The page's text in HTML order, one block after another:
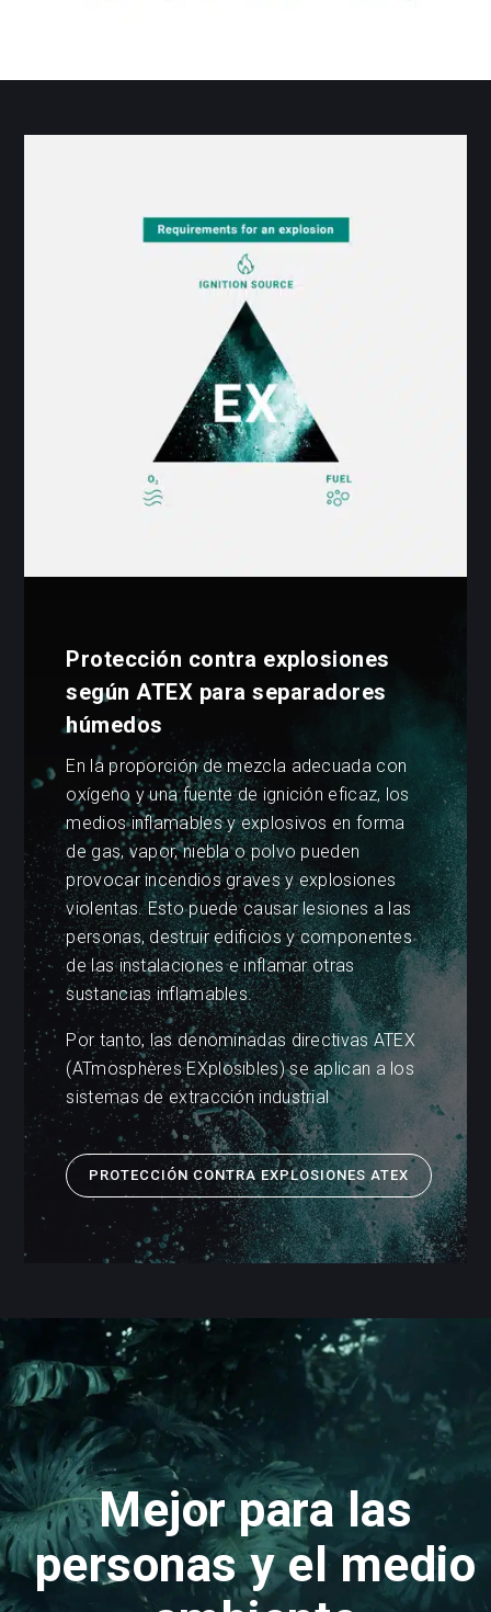
Protección contra explosiones
según ATEX para separadores
húmedos
En la proporción de mezcla adecuada con
oxígeno y una fuente de ignición eficaz, los
medios inflamables y explosivos en forma
de gas, vapor, niebla o polvo pueden
provocar incendios graves y explosiones
violentas. Esto puede causar lesiones a las
personas, destruir edificios y componentes
de las instalaciones e inflamar otras
sustancias inflamables.
Por tanto, las denominadas directivas ATEX
(ATmosphères EXplosibles) se aplican a los
sistemas de extracción industrial
PROTECCIÓN CONTRA EXPLOSIONES ATEX
Mejor para las
personas y el medio